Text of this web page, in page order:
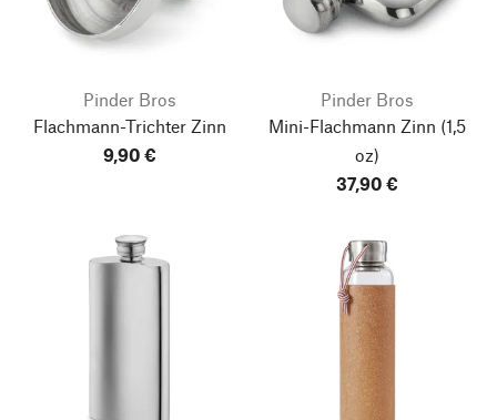
Pinder Bros
Flachmann-Trichter Zinn
9,90 €
Pinder Bros
Mini-Flachmann Zinn (1,5
oz)
37,90 €